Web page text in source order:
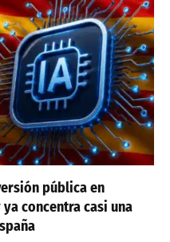
pública en
concentra casi una